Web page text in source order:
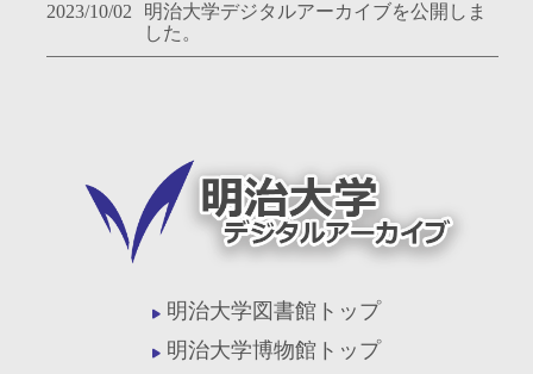
2023/10/02
明治大学デジタルアーカイブを公開しま
した。
明治大学図書館トップ
明治大学博物館トップ